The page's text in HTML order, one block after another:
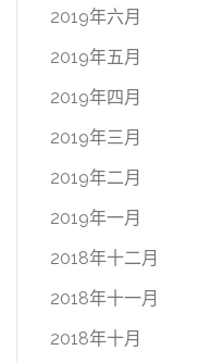
2019年六月
2019年五月
2019年四月
2019年三月
2019年二月
2019年一月
2018年十二月
2018年十一月
2018年十月